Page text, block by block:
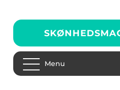
Menu